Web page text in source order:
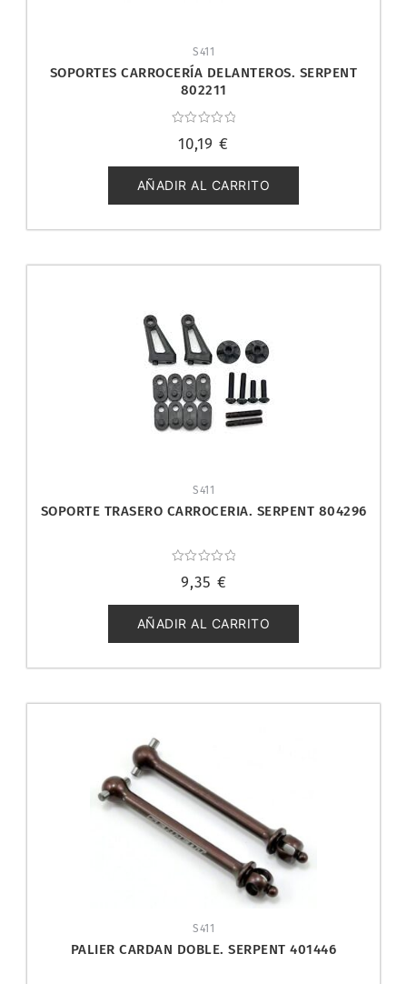
S411
SOPORTES CARROCERÍA DELANTEROS. SERPENT
802211
con
de
5
10,19 €
AÑADIR AL CARRITO
S411
SOPORTE TRASERO CARROCERIA. SERPENT 804296
con
de
5
9,35 €
AÑADIR AL CARRITO
S411
PALIER CARDAN DOBLE. SERPENT 401446